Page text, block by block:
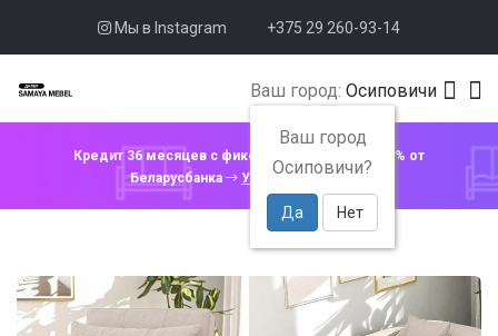
Мы в Instagram +375 29 260-93-14
Ваш город: Осиповичи
Ваш город
Осиповичи?
Да Нет
Кредит 36 месяцев с фиксированной ставкой 4% от
Беларусбанка
Узнать подробнее